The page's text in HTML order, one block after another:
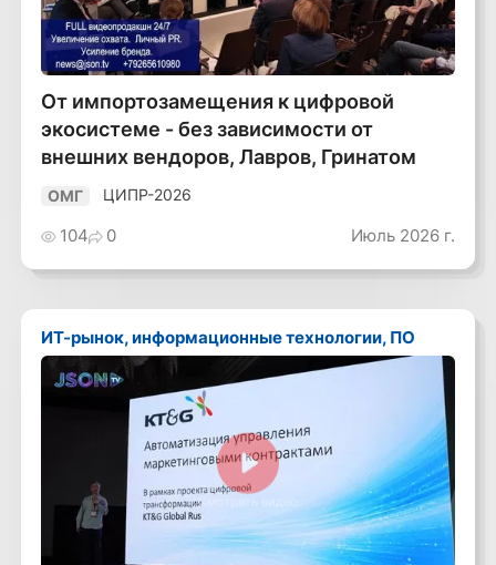
От импортозамещения к цифровой
экосистеме - без зависимости от
внешних вендоров, Лавров, Гринатом
ОМГ ЦИПР-2026
104 0 Июль 2026 г.
ИТ-рынок, информационные технологии, ПО
Смотреть видео